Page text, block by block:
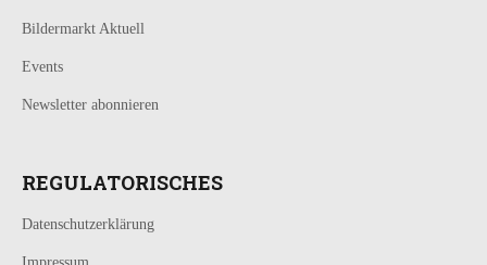
Bildermarkt Aktuell
Events
Newsletter abonnieren
REGULATORISCHES
Datenschutzerklärung